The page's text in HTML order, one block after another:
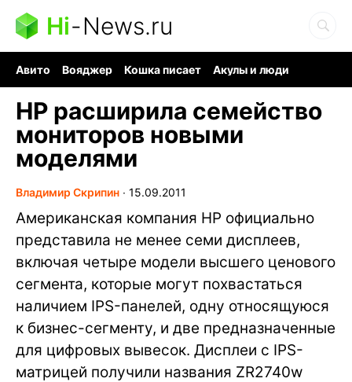
Hi-News.ru
Авито Вояджер Кошка писает
Акулы и люди
HP расширила семейство
мониторов новыми
моделями
Владимир Скрипин ∙ 15.09.2011
Американская компания HP официально
представила не менее семи дисплеев,
включая четыре модели высшего ценового
сегмента, которые могут похвастаться
наличием IPS-панелей, одну относящуюся
к бизнес-сегменту, и две предназначенные
для цифровых вывесок. Дисплеи с IPS-
матрицей получили названия ZR2740w